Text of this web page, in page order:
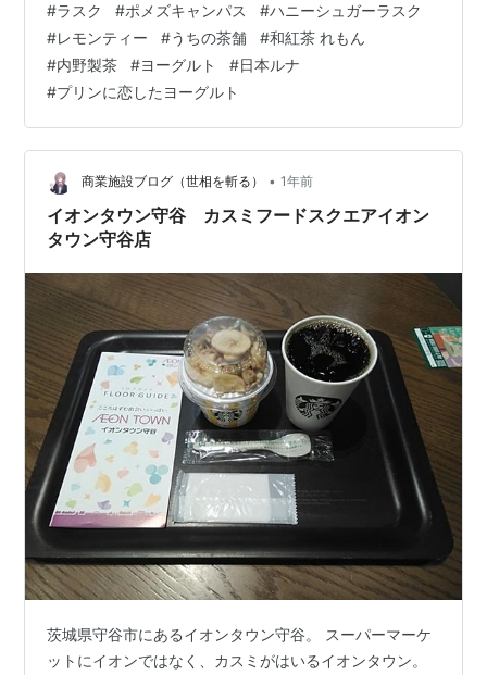
した食感が良くて美味しかったです。 レモンティーはう
ちの茶舗「和紅茶 れもん」。 先日、静岡市美術館を訪れ
た時にミュージアムショップ&カフェで買ってきた紅茶で
す。 756円(税込)でした。 名称は和紅茶 れもん。 原材料
名は紅茶(静岡県産)、レモン(瀬戸内産)。 内容量…
#ラスク #ポメズキャンパス #ハニーシュガーラスク
#レモンティー #うちの茶舗 #和紅茶 れもん
#内野製茶 #ヨーグルト #日本ルナ
#プリンに恋したヨーグルト
商業施設ブログ（世相を斬る） • 1年前
イオンタウン守谷 カスミフードスクエアイオン
タウン守谷店
茨城県守谷市にあるイオンタウン守谷。 スーパーマーケ
ットにイオンではなく、カスミがはいるイオンタウン。